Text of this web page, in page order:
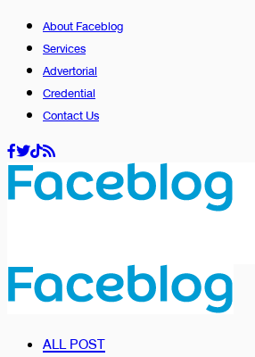
About Faceblog
Services
Advertorial
Credential
Contact Us
ALL POST